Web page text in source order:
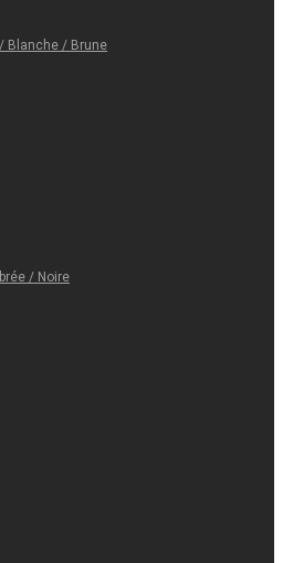
Blanche / Brune
/ Noire